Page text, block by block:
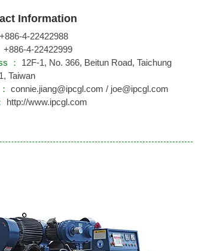
Information
+886-4-22422988
+886-4-22422999
： 12F-1, No. 366, Beitun Road, Taichung
Taiwan
connie.jiang@ipcgl.com / joe@ipcgl.com
http://www.ipcgl.com